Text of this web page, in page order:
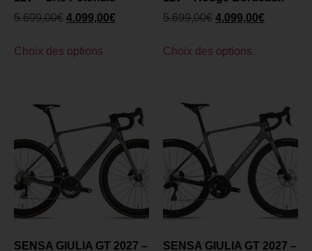
5.699,00€ 4.099,00€
Choix des options
5.699,00€ 4.099,00€
Choix des options
SENSA GIULIA GT 2027 – SENSA GIULIA GT 2027 –